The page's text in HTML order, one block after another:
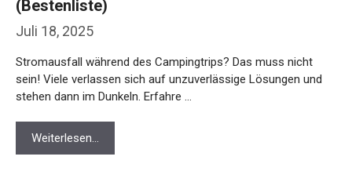
Juli 18, 2025
(Bestenliste)
Stromausfall während des Campingtrips? Das muss nicht
sein! Viele verlassen sich auf unzuverlässige Lösungen und
stehen dann im Dunkeln. Erfahre …
Weiterlesen…